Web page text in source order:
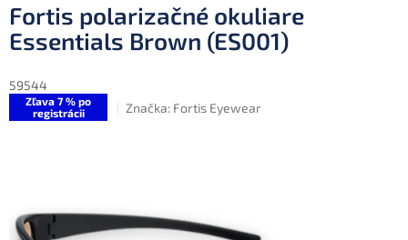
Fortis polarizačné okuliare
Essentials Brown (ES001)
59544
Zľava 7 % po
registrácii
Značka: Fortis Eyewear